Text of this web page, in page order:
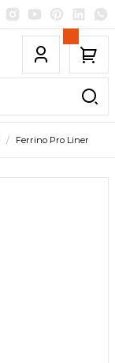
Ferrino Pro Liner